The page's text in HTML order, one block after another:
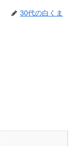
30代の白くま